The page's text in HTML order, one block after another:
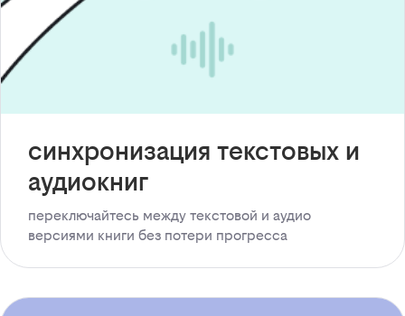
синхронизация текстовых и
аудиокниг
переключайтесь между текстовой и аудио
версиями книги без потери прогресса